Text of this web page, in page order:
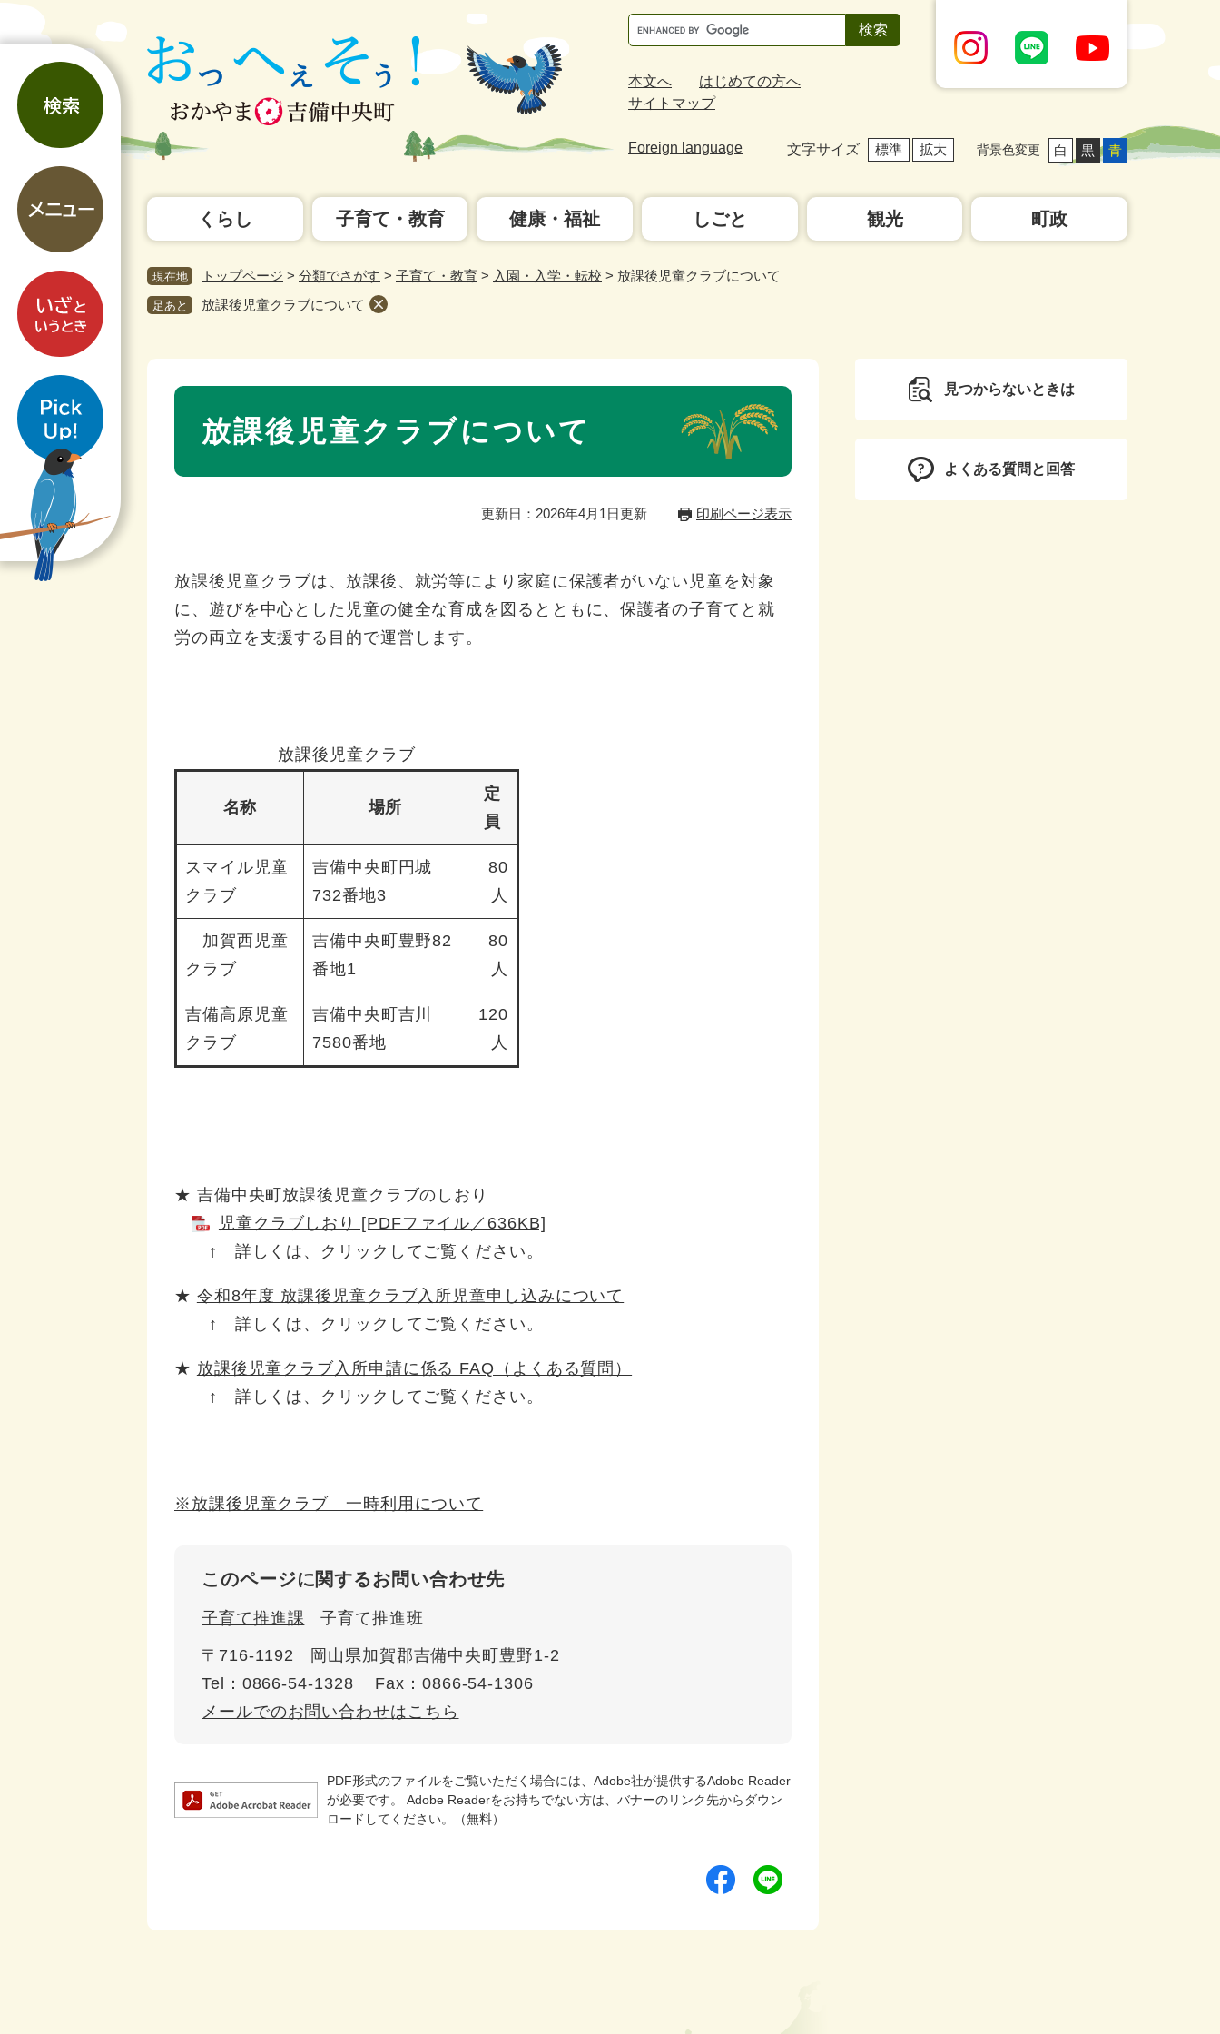
先
頭
す。
を
飛
し
本
へ
Google
カ
タ
ム
索
本文へ
はじめての方へ
サイトマップ
Foreign language 文字サイズ 標準 拡大 背景色変更 白 黒 青
検
索
メ
ニ
ュ
ー
い
ざ
と
い
と
き
pickup
くらし 子育て・教育 健康・福祉 しごと 観光 町政
現在地 トップページ > 分類でさがす > 子育て・教育 > 入園・入学・転校 > 放課後児童クラブについて
足あと 放課後児童クラブについて
本
放課後児童クラブについて
更新日：2026年4月1日更新 印刷ページ表示
放課後児童クラブは、放課後、就労等により家庭に保護者がいない児童を対象
に、遊びを中心とした児童の健全な育成を図るとともに、保護者の子育てと就
労の両立を支援する目的で運営します。
放課後児童クラブ
名称 場所
定
員
スマイル児童
クラブ
吉備中央町円城
732番地3
80
人
加賀西児童
クラブ
吉備中央町豊野82
番地1
80
人
吉備高原児童
クラブ
吉備中央町吉川
7580番地
120
人
★ 吉備中央町放課後児童クラブのしおり
児童クラブしおり [PDFファイル／636KB]
↑ 詳しくは、クリックしてご覧ください。
★ 令和8年度 放課後児童クラブ入所児童申し込みについて
↑ 詳しくは、クリックしてご覧ください。
★ 放課後児童クラブ入所申請に係る FAQ（よくある質問）
↑ 詳しくは、クリックしてご覧ください。
※放課後児童クラブ 一時利用について
このページに関するお問い合わせ先
子育て推進課 子育て推進班
〒716-1192
岡山県加賀郡吉備中央町豊野1-2
Tel：0866-54-1328
Fax：0866-54-1306
メールでのお問い合わせはこちら
PDF形式のファイルをご覧いただく場合には、Adobe社が提供するAdobe Reader
が必要です。
Adobe Readerをお持ちでない方は、バナーのリンク先からダウン
ロードしてください。（無料）
見つからないときは
よくある質問と回答